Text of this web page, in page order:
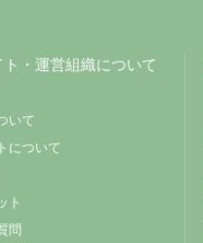
ト・運営組織について
いて
について
ト
問